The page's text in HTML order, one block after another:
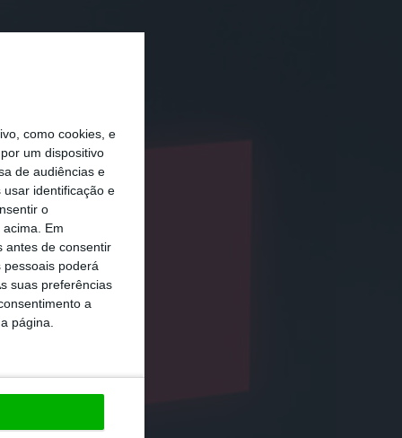
como cookies, e
um dispositivo
de audiências e
identificação e
o
Em
antes de consentir
poderá
suas preferências
a
página.